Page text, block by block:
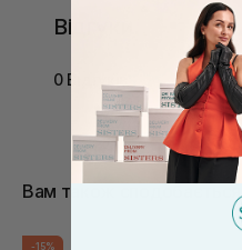
Відгуки
0 Відгуків
Вам також сподобається
-15%